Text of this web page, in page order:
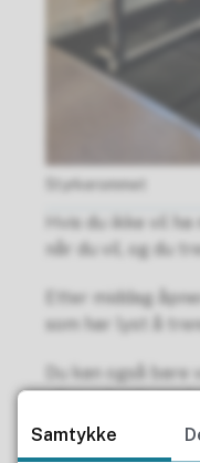
Styrkerommet
Hvis du ikke vil
når du vil, og du
Etter middag
som har lyst å
Du kan også
Samtykke